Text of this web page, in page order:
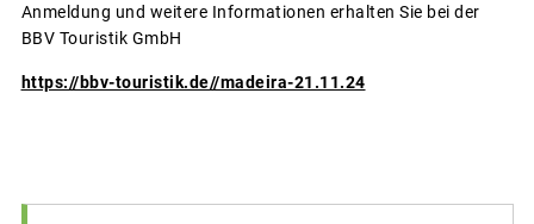
Anmeldung und weitere Informationen erhalten Sie bei der
BBV Touristik GmbH
https://bbv-touristik.de//madeira-21.11.24